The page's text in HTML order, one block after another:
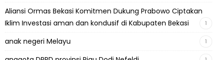
Aliansi Ormas Bekasi Komitmen Dukung Prabowo Ciptakan
Iklim Investasi aman dan kondusif di Kabupaten Bekasi
1
anak negeri Melayu 1